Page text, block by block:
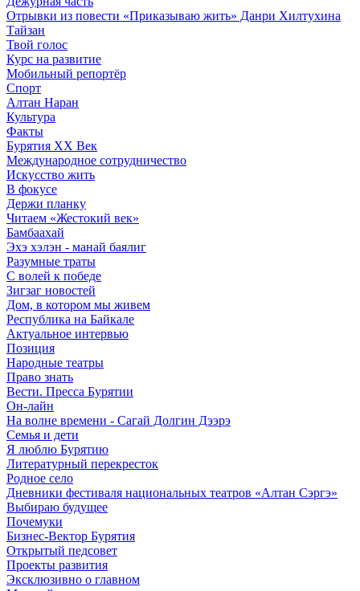
Отрывки из повести «Приказываю жить» Данри Хилтухина
Тайзан
Твой голос
Курс на развитие
Мобильный репортёр
Спорт
Алтан Наран
Культура
Факты
Бурятия XX Век
Международное сотрудничество
Искусство жить
В фокусе
Держи планку
Читаем «Жестокий век»
Бамбаахай
Эхэ хэлэн - манай баялиг
Разумные траты
С волей к победе
Зигзаг новостей
Дом, в котором мы живем
Республика на Байкале
Актуальное интервью
Позиция
Народные театры
Право знать
Вести. Пресса Бурятии
Он-лайн
На волне времени - Сагай Долгин Дээрэ
Семья и дети
Я люблю Бурятию
Литературный перекресток
Родное село
Дневники фестиваля национальных театров «Алтан Сэргэ»
Выбираю будущее
Почемуки
Бизнес-Вектор Бурятия
Открытый педсовет
Проекты развития
Эксклюзивно о главном